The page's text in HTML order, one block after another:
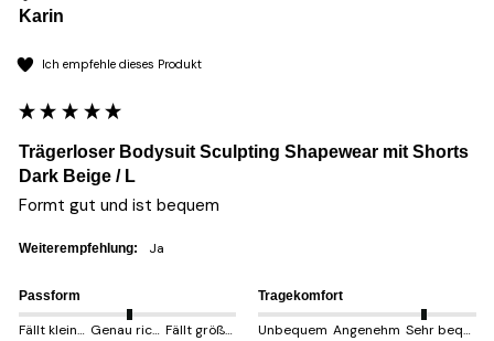
Karin
Ich empfehle dieses Produkt
Trägerloser Bodysuit Sculpting Shapewear mit Shorts
Dark Beige / L
Formt gut und ist bequem
Weiterempfehlung: Ja
Passform
Fällt kleiner aus Genau richtig Fällt größer aus
Tragekomfort
Unbequem Angenehm Sehr bequem